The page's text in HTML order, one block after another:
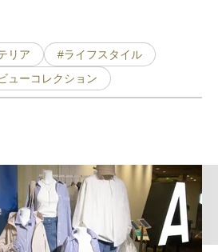
リア
#ライフスタイル
ューコレクション